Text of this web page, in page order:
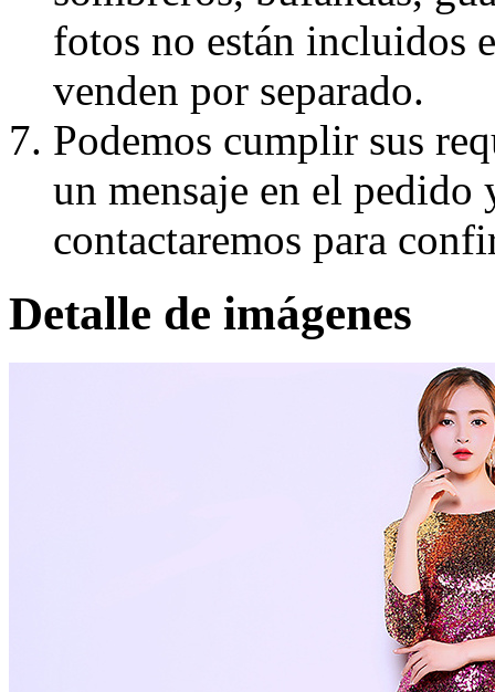
fotos no están incluidos
venden por separado.
Podemos cumplir sus
un mensaje en el pedido
contactaremos para
Detalle de imágenes